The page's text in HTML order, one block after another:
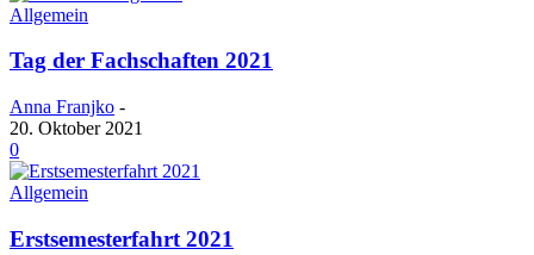
Allgemein
Tag der Fachschaften 2021
Anna Franjko -
20. Oktober 2021
0
Allgemein
Erstsemesterfahrt 2021